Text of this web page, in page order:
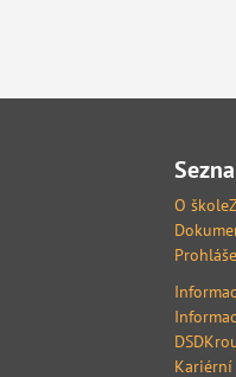
O škole
DSD